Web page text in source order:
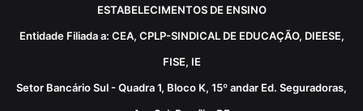
ESTABELECIMENTOS DE ENSINO
Entidade Filiada a: CEA, CPLP-SINDICAL DE EDUCAÇÃO, DIEESE,
FISE, IE
Setor Bancário Sul - Quadra 1, Bloco K, 15º andar Ed. Seguradoras,